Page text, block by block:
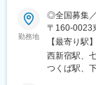
勤務地
◎全国募集
〒160-0023
ァーストタ
地・都内23
【最寄り駅】
西新宿駅、
つくば駅、